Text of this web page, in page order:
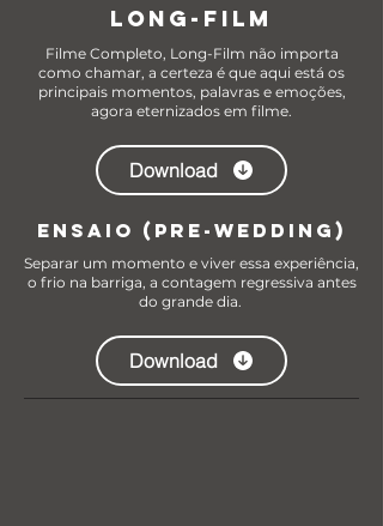
LONG-FILM
Filme Completo, Long-Film não importa
como chamar, a certeza é que aqui está os
principais momentos, palavras e emoções,
agora eternizados em filme.
Download
ENSAIO (PRE-WEDDING)
Separar um momento e viver essa experiência,
o frio na barriga, a contagem regressiva antes
do grande dia.
Download